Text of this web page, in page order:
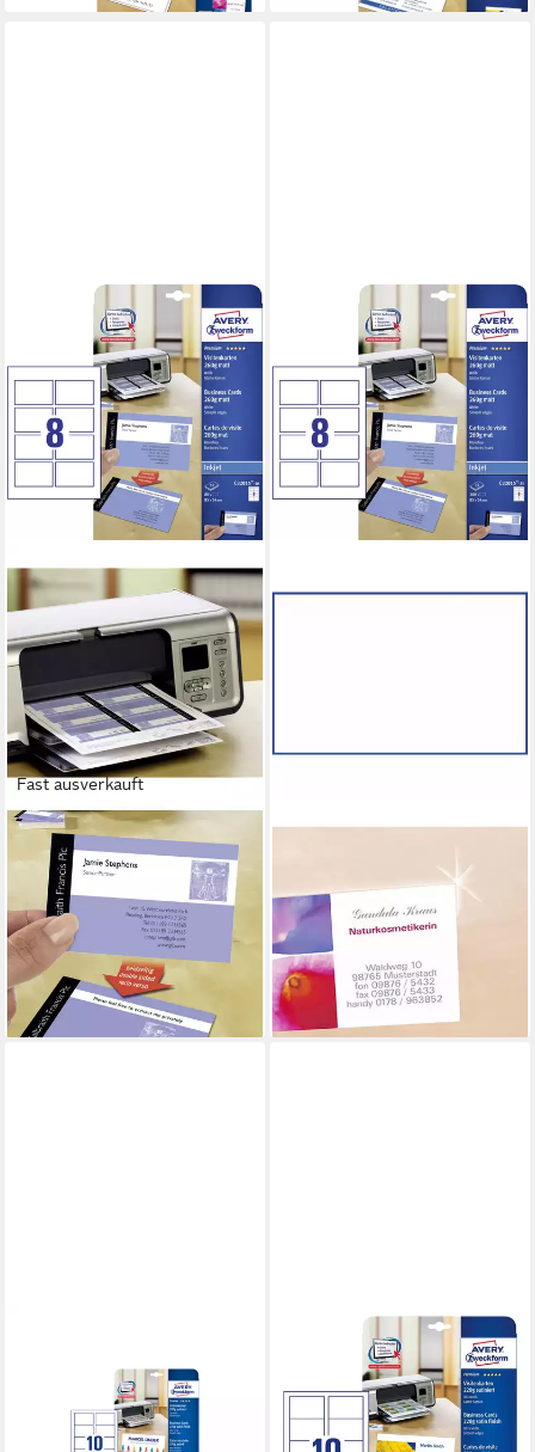
Fast ausverkauft
AVERY ZWECKFORM
Visitenkarten Avery-
Zweckform C32015-10
Bedruckbare Visitenkarten,
glatte Kanten 85
ab 13,73 €
(0,17 €/ 1 Stk)
lieferbar - in 2-3 Werktagen bei dir
AVERY ZWECKFORM
Zweckform C32015-25
Bedruckbare Visitenkarten,
glatte Kanten 85
ab 29,67 €
(0,15 €/ 1 Stk)
lieferbar - in 2-3 Werktagen bei dir
Visitenkarten C32026-10
satiniert weiß 270 g/qm
ab 24,74 €